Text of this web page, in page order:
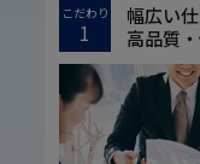
こだわり
1
幅広い
高品質